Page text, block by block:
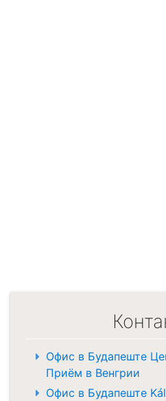
Офис в Будапеште
Приём в Венгрии
Офис в Будапеште